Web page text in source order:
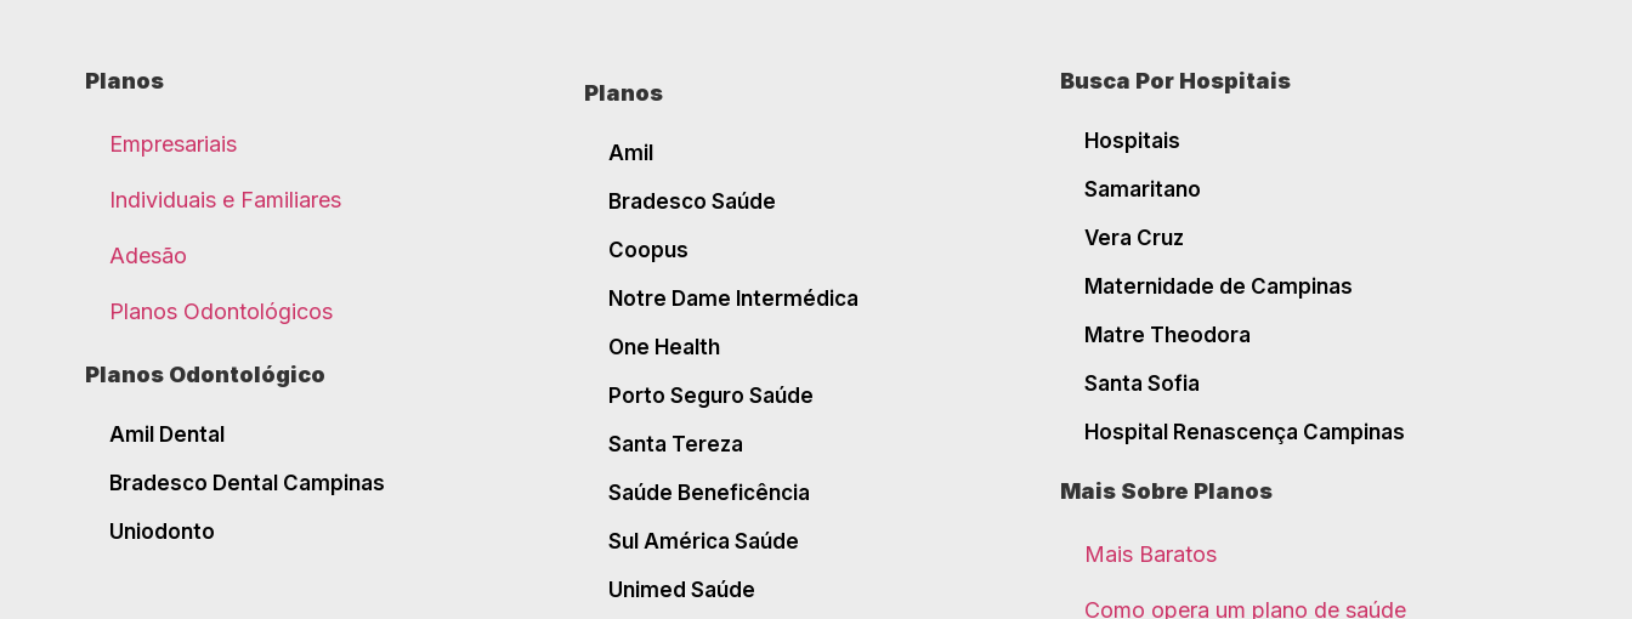
Planos
Empresariais
Individuais e Familiares
Adesão
Planos Odontológicos
Planos Odontológico
Amil Dental
Bradesco Dental Campinas
Uniodonto
Planos
Amil
Bradesco Saúde
Coopus
Notre Dame Intermédica
One Health
Porto Seguro Saúde
Santa Tereza
Saúde Beneficência
Sul América Saúde
Unimed Saúde
Busca Por Hospitais
Hospitais
Samaritano
Vera Cruz
Maternidade de Campinas
Matre Theodora
Santa Sofia
Hospital Renascença Campinas
Mais Sobre Planos
Mais Baratos
Como opera um plano de saúde